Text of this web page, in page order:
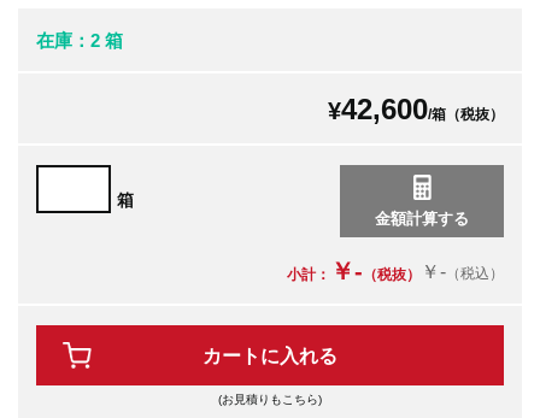
在庫：2 箱
¥42,600/箱（税抜）
箱
小計： ￥- （税抜） ￥- （税込）
カートに入れる
(お見積りもこちら)